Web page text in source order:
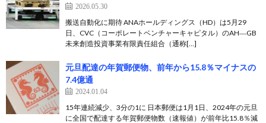
2026.05.30
搬送自動化に期待 ANAホールディングス（HD）は5月29
日、CVC（コーポレートベンチャーキャピタル）のAH―GB
未来創造投資事業有限責任組合（通称[…]
元旦配達の年賀郵便物、前年から15.8％マイナスの
7.4億通
2024.01.04
15年連続減少、3分の1に 日本郵便は1月1日、2024年の元旦
に全国で配達する年賀郵便物数（速報値）が前年比15.8％減